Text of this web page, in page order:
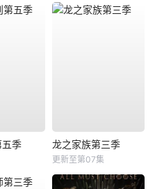
季 龙之家族第三季
更新至第07集